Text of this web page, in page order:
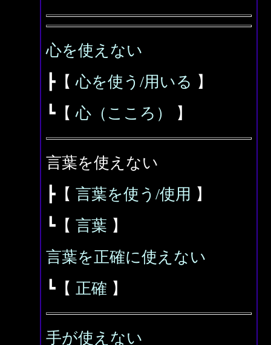
心を使えない
┣【心を使う/用いる 】
┗【心（こころ） 】
言葉を使えない
┣【 言葉を使う/使用 】
┗【 言葉 】
言葉を正確に使えない
┗【 正確 】
手が使えない